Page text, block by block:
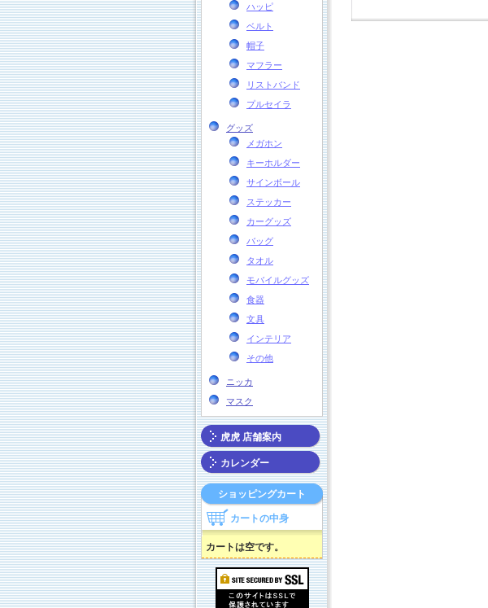
ハッピ
ベルト
帽子
マフラー
リストバンド
プルセイラ
グッズ
メガホン
キーホルダー
サインボール
ステッカー
カーグッズ
バッグ
タオル
モバイルグッズ
食器
文具
インテリア
その他
ニッカ
マスク
虎虎 店舗案内
カレンダー
ショッピングカート
カートの中身
カートは空です。